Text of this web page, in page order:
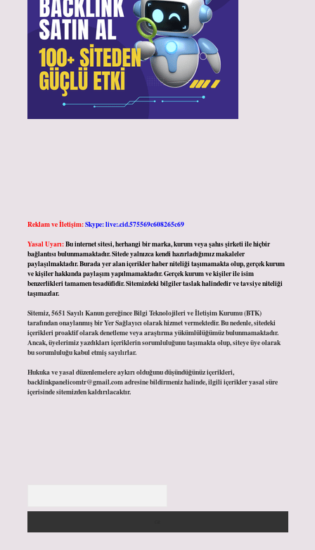
Reklam ve İletişim:Skype: live:.cid.575569c608265c69
Yasal Uyarı:Bu internet sitesi, herhangi bir marka, kurum veya şahıs şirketi ile hiçbir
bağlantısı bulunmamaktadır. Sitede yalnızca kendi hazırladığımız makaleler
paylaşılmaktadır. Burada yer alan içerikler haber niteliği taşımamakta olup, gerçek kurum
ve kişiler hakkında paylaşım yapılmamaktadır. Gerçek kurum ve kişiler ile isim
benzerlikleri tamamen tesadüfidir. Sitemizdeki bilgiler taslak halindedir ve tavsiye niteliği
taşımazlar.
Sitemiz, 5651 Sayılı Kanun gereğince Bilgi Teknolojileri ve İletişim Kurumu (BTK)
tarafından onaylanmış bir Yer Sağlayıcı olarak hizmet vermektedir. Bu nedenle, sitedeki
içerikleri proaktif olarak denetleme veya araştırma yükümlülüğümüz bulunmamaktadır.
Ancak, üyelerimiz yazdıkları içeriklerin sorumluluğunu taşımakta olup, siteye üye olarak
bu sorumluluğu kabul etmiş sayılırlar.
Hukuka ve yasal düzenlemelere aykırı olduğunu düşündüğünüz içerikleri,
backlinkpanelicomtr@gmail.comadresine bildirmeniz halinde, ilgili içerikler yasal süre
içerisinde sitemizden kaldırılacaktır.